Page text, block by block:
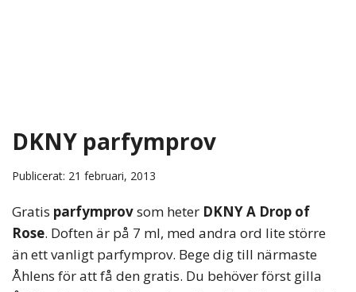
DKNY parfymprov
Publicerat: 21 februari, 2013
Gratis parfymprovsom heter DKNY A Drop of
Rose. Doften är på 7 ml, med andra ord lite större
än ett vanligt parfymprov. Bege dig till närmaste
Åhlens för att få den gratis. Du behöver först gilla